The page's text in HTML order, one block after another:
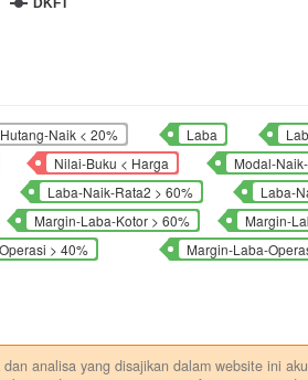
DKFT
Hutang-Naik < 20% Laba
Nilai-Buku < Harga Modal-
Laba-Naik-Rata2 > 60% Laba-
Margin-Laba-Kotor > 60% Margin-
> 40% Margin-Laba-
analisa yang disajikan dalam website ini